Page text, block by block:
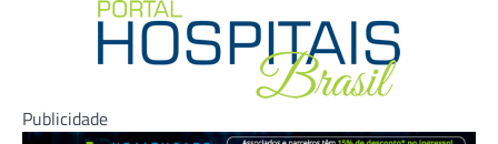
Publicidade